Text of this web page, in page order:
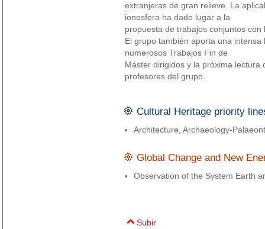
extranjeras de gran relieve. La
ionosfera ha dado lugar a la
propuesta de trabajos conjuntos con
El grupo también aporta una
numerosos Trabajos Fin de
Máster dirigidos y la próxima lectura
profesores del grupo.
Cultural Heritage priority
Architecture, Archaeology-
Global Change and New
Observation of the System Earth
Subir